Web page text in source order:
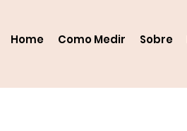
Home Como Medir Sobre